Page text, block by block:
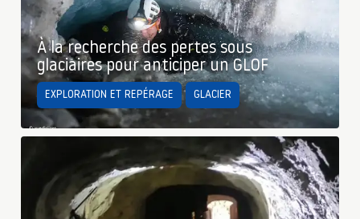
À la recherche des pertes sous
glaciaires pour anticiper un GLOF
EXPLORATION ET REPÉRAGE GLACIER